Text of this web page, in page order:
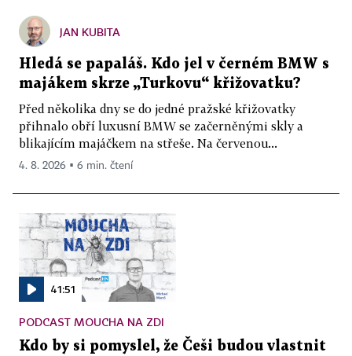
JAN KUBITA
Hledá se papaláš. Kdo jel v černém BMW s
majákem skrze „Turkovu“ křižovatku?
Před několika dny se do jedné pražské křižovatky
přihnalo obří luxusní BMW se začerněnými skly a
blikajícím majáčkem na střeše. Na červenou...
4. 8. 2026 ▪ 6 min. čtení
41:51
PODCAST MOUCHA NA ZDI
Kdo by si pomyslel, že Češi budou vlastnit